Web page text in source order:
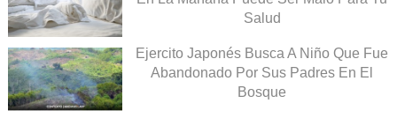
Salud
Ejercito Japonés Busca A Niño Que Fue
Abandonado Por Sus Padres En El
Bosque